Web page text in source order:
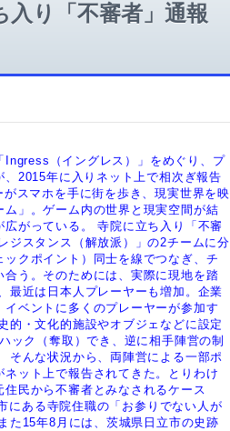
り「不審者」通報
Ingress（イングレス）」をめぐり、プ
2015年に入りネット上で相次ぎ報告
スマホを手に街を歩き、現実世界を映
」。ゲーム内の世界と現実空間が結
がっている。
寺院に立ち入り「不審
ジスタンス（解放派）」の2チームに分
クポイント）同士を線でつなぎ、チ
う。そのためには、実際に現地を踏
最近は日本人プレーヤーも増加。企業
ベントに多くのプレーヤーが参加す
的・文化的施設やオブジェなどに設定
ック（奪取）でき、逆に相手陣営の制
そんな状況から、両陣営による一部ポ
ット上で報告されてきた。とりわけ
民から不審者とみなされるケース
にある寺院住職の「お参りでない人が
また15年8月には、茨城県日立市の史跡